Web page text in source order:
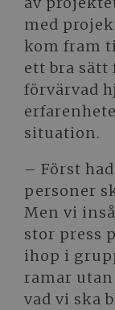
med
kom fram
ett bra sätt
förvärvad
situation.
– Först
personer
Men vi
stor press
ihop i
ramar
vad vi ska